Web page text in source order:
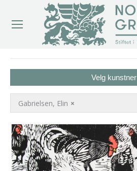
Velg kunstner
×
Gabrielsen, Elin